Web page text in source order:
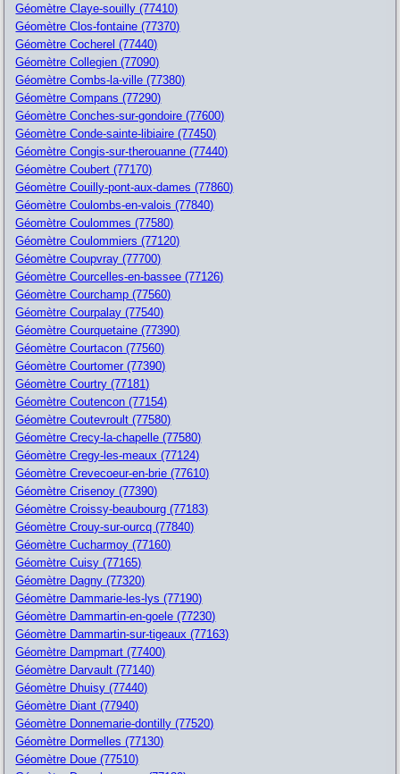
Géomètre Claye-souilly (77410)
Géomètre Clos-fontaine (77370)
Géomètre Cocherel (77440)
Géomètre Collegien (77090)
Géomètre Combs-la-ville (77380)
Géomètre Compans (77290)
Géomètre Conches-sur-gondoire (77600)
Géomètre Conde-sainte-libiaire (77450)
Géomètre Congis-sur-therouanne (77440)
Géomètre Coubert (77170)
Géomètre Couilly-pont-aux-dames (77860)
Géomètre Coulombs-en-valois (77840)
Géomètre Coulommes (77580)
Géomètre Coulommiers (77120)
Géomètre Coupvray (77700)
Géomètre Courcelles-en-bassee (77126)
Géomètre Courchamp (77560)
Géomètre Courpalay (77540)
Géomètre Courquetaine (77390)
Géomètre Courtacon (77560)
Géomètre Courtomer (77390)
Géomètre Courtry (77181)
Géomètre Coutencon (77154)
Géomètre Coutevroult (77580)
Géomètre Crecy-la-chapelle (77580)
Géomètre Cregy-les-meaux (77124)
Géomètre Crevecoeur-en-brie (77610)
Géomètre Crisenoy (77390)
Géomètre Croissy-beaubourg (77183)
Géomètre Crouy-sur-ourcq (77840)
Géomètre Cucharmoy (77160)
Géomètre Cuisy (77165)
Géomètre Dagny (77320)
Géomètre Dammarie-les-lys (77190)
Géomètre Dammartin-en-goele (77230)
Géomètre Dammartin-sur-tigeaux (77163)
Géomètre Dampmart (77400)
Géomètre Darvault (77140)
Géomètre Dhuisy (77440)
Géomètre Diant (77940)
Géomètre Donnemarie-dontilly (77520)
Géomètre Dormelles (77130)
Géomètre Doue (77510)